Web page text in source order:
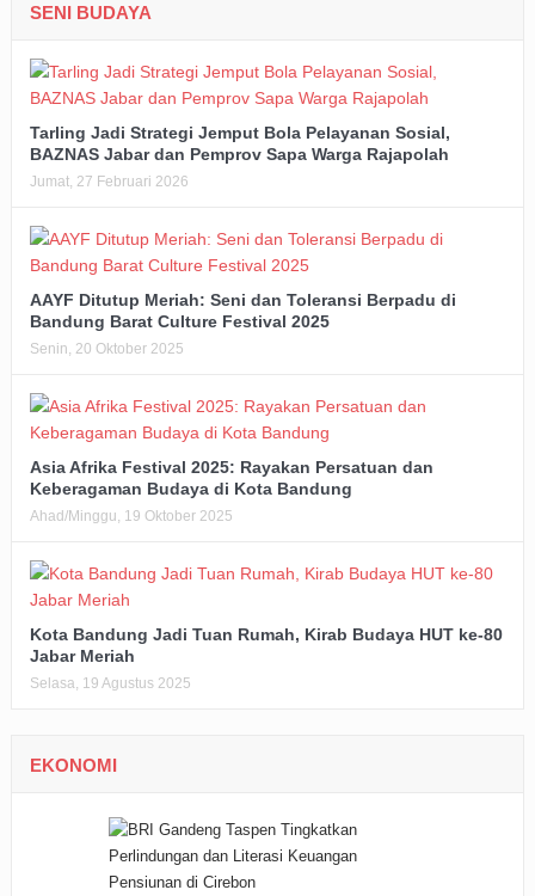
SENI BUDAYA
Tarling Jadi Strategi Jemput Bola Pelayanan Sosial,
BAZNAS Jabar dan Pemprov Sapa Warga Rajapolah
Jumat, 27 Februari 2026
AAYF Ditutup Meriah: Seni dan Toleransi Berpadu di
Bandung Barat Culture Festival 2025
Senin, 20 Oktober 2025
Asia Afrika Festival 2025: Rayakan Persatuan dan
Keberagaman Budaya di Kota Bandung
Ahad/Minggu, 19 Oktober 2025
Kota Bandung Jadi Tuan Rumah, Kirab Budaya HUT ke-80
Jabar Meriah
Selasa, 19 Agustus 2025
EKONOMI